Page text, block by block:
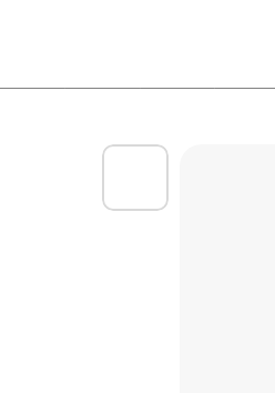
Колесные колпаки